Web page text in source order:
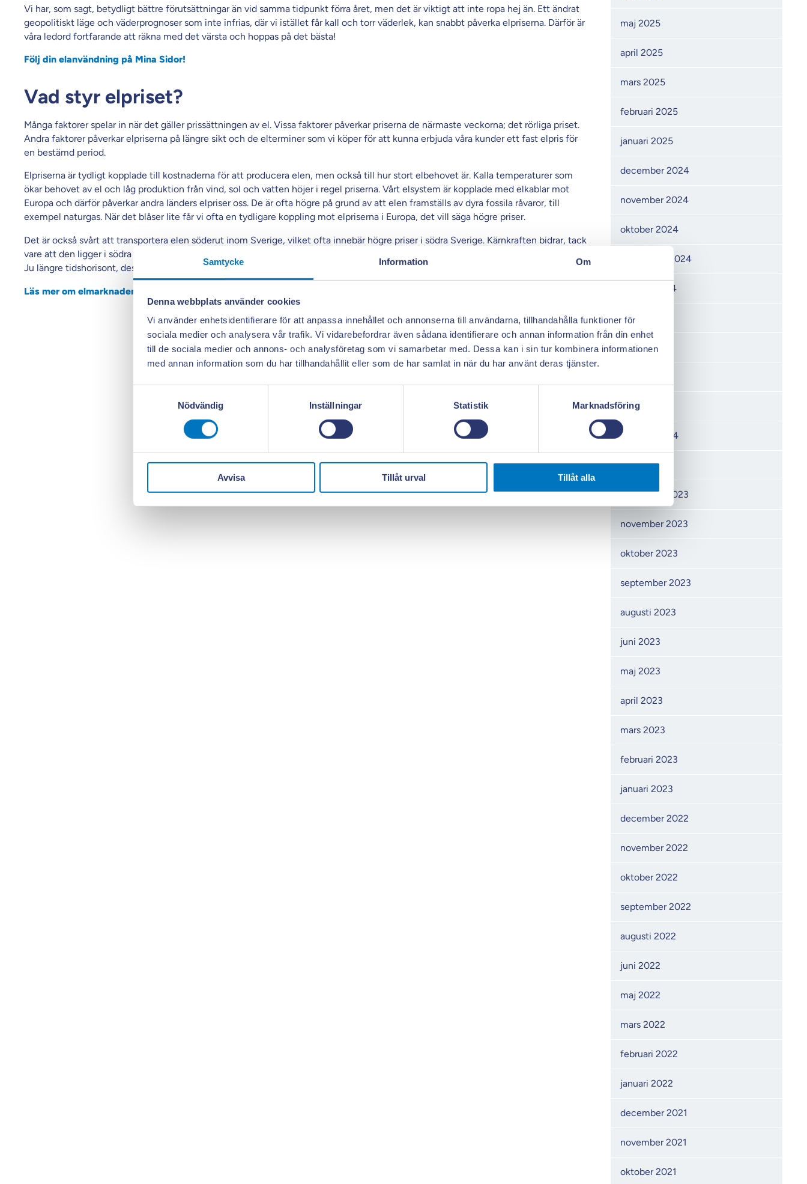
Samtycke Information Om
Denna webbplats använder cookies
Vi använder enhetsidentifierare för att anpassa innehållet och annonserna till användarna, tillhandahålla funktioner för
sociala medier och analysera vår trafik. Vi vidarebefordrar även sådana identifierare och annan information från din enhet
till de sociala medier och annons- och analysföretag som vi samarbetar med. Dessa kan i sin tur kombinera informationen
med annan information som du har tillhandahållit eller som de har samlat in när du har använt deras tjänster.
Nödvändig
Inställningar Statistik Marknadsföring
Avvisa Tillåt urval Tillåt alla
Vi har, som sagt, betydligt bättre förutsättningar än vid samma tidpunkt förra året, men det är viktigt att inte ropa hej än. Ett ändrat
geopolitiskt läge och väderprognoser som inte infrias, där vi istället får kall och torr väderlek, kan snabbt påverka elpriserna. Därför är
våra ledord fortfarande att räkna med det värsta och hoppas på det bästa!
Följ din elanvändning på Mina Sidor!
Vad styr elpriset?
Många faktorer spelar in när det gäller prissättningen av el. Vissa faktorer påverkar priserna de närmaste veckorna; det rörliga priset.
Andra faktorer påverkar elpriserna på längre sikt och de elterminer som vi köper för att kunna erbjuda våra kunder ett fast elpris för
en bestämd period.
Elpriserna är tydligt kopplade till kostnaderna för att producera elen, men också till hur stort elbehovet är. Kalla temperaturer som
ökar behovet av el och låg produktion från vind, sol och vatten höjer i regel priserna. Vårt elsystem är kopplade med elkablar mot
Europa och därför påverkar andra länders elpriser oss. De är ofta högre på grund av att elen framställs av dyra fossila råvaror, till
exempel naturgas. När det blåser lite får vi ofta en tydligare koppling mot elpriserna i Europa, det vill säga högre priser.
Det är också svårt att transportera elen söderut inom Sverige, vilket ofta innebär högre priser i södra Sverige. Kärnkraften bidrar, tack
vare att den ligger i södra Sverige, till att stärka upp elnätet. Då kan elen transporteras i högre grad, vilket generellt ger lägre priser.
Ju längre tidshorisont, desto mindre påverkar vädret elpriserna. Då spelar råvarupriser och omvärldshändelser större roll.
Läs mer om elmarknaden här!
maj 2025
april 2025
mars 2025
februari 2025
januari 2025
december 2024
november 2024
oktober 2024
september 2024
augusti 2024
juni 2024
maj 2024
mars 2024
februari 2024
januari 2024
december 2023
november 2023
oktober 2023
september 2023
augusti 2023
juni 2023
maj 2023
april 2023
mars 2023
februari 2023
januari 2023
december 2022
november 2022
oktober 2022
september 2022
augusti 2022
juni 2022
maj 2022
mars 2022
februari 2022
januari 2022
december 2021
november 2021
oktober 2021